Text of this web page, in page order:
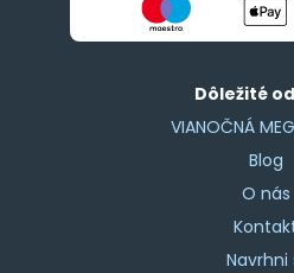
Dôležité
VIANOČNÁ
Blog
O nás
Navrhni